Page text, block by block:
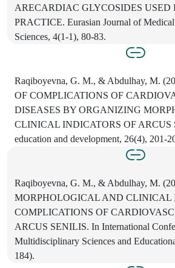
ARECARDIAC GLYCOSIDES
PRACTICE. Eurasian Journal of
Sciences, 4(1-1), 80-83.
Raqiboyevna, G. M., & Abdulhay, M.
OF COMPLICATIONS OF
DISEASES BY ORGANIZING
CLINICAL INDICATORS OF ARCUS
education and development, 26(4), 201-
Raqiboyevna, G. M., & Abdulhay, M.
MORPHOLOGICAL AND CLINICAL
COMPLICATIONS OF
ARCUS SENILIS. In International
Multidisciplinary Sciences and
184).